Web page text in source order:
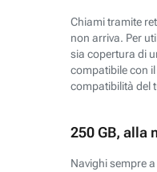
Chiami tramite
non arriva. Per
sia copertura di
compatibile con
compatibilità del
250 GB, alla
Navighi sempre